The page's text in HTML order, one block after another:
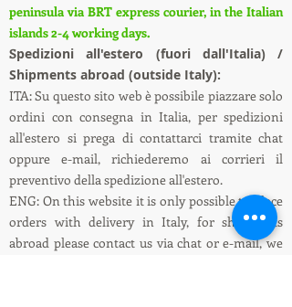
peninsula via BRT express courier, in the Italian
islands 2-4 working days.
Spedizioni all'estero (fuori dall'Italia) /
Shipments abroad (outside Italy):
ITA: Su questo sito web è possibile piazzare solo
ordini con consegna in Italia, per spedizioni
all'estero si prega di contattarci tramite chat
oppure e-mail, richiederemo ai corrieri il
preventivo della spedizione all'estero.
ENG: On this website it is only possible to place
orders with delivery in Italy, for shipments
abroad please contact us via chat or e-mail, we